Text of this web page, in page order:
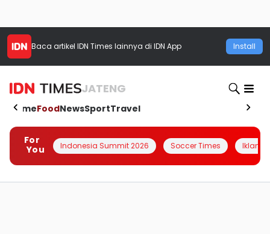
Baca artikel IDN Times lainnya di IDN App Install
JATENG
HomeFoodNewsSportTravel
For
You
Indonesia Summit 2026 Soccer Times Iklanin